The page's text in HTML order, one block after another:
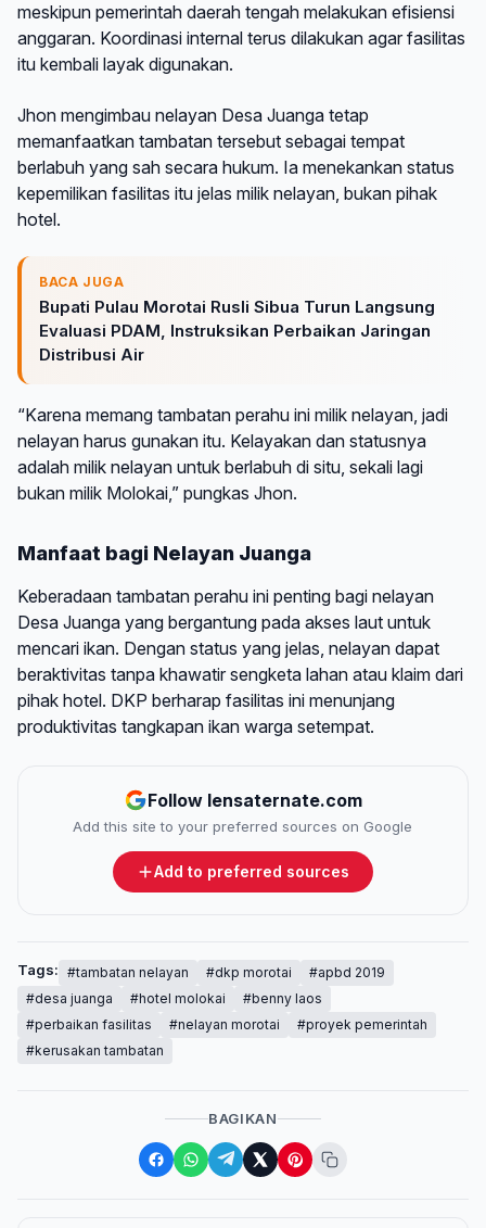
meskipun pemerintah daerah tengah melakukan efisiensi
anggaran. Koordinasi internal terus dilakukan agar fasilitas
itu kembali layak digunakan.
Jhon mengimbau nelayan Desa Juanga tetap
memanfaatkan tambatan tersebut sebagai tempat
berlabuh yang sah secara hukum. Ia menekankan status
kepemilikan fasilitas itu jelas milik nelayan, bukan pihak
hotel.
BACA JUGA
Bupati Pulau Morotai Rusli Sibua Turun Langsung
Evaluasi PDAM, Instruksikan Perbaikan Jaringan
Distribusi Air
“Karena memang tambatan perahu ini milik nelayan, jadi
nelayan harus gunakan itu. Kelayakan dan statusnya
adalah milik nelayan untuk berlabuh di situ, sekali lagi
bukan milik Molokai,” pungkas Jhon.
Manfaat bagi Nelayan Juanga
Keberadaan tambatan perahu ini penting bagi nelayan
Desa Juanga yang bergantung pada akses laut untuk
mencari ikan. Dengan status yang jelas, nelayan dapat
beraktivitas tanpa khawatir sengketa lahan atau klaim dari
pihak hotel. DKP berharap fasilitas ini menunjang
produktivitas tangkapan ikan warga setempat.
Follow lensaternate.com
Add this site to your preferred sources on Google
Add to preferred sources
Tags: #tambatan nelayan #dkp morotai
#apbd 2019
#desa juanga
#hotel molokai
#benny laos
#perbaikan fasilitas
#nelayan morotai
#proyek pemerintah
#kerusakan tambatan
BAGIKAN